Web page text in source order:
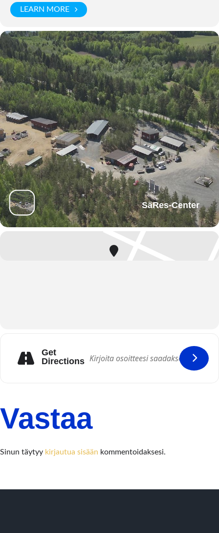
LEARN MORE
SäRes-Center
Get
Directions
Vastaa
Sinun täytyy kirjautua sisään kommentoidaksesi.